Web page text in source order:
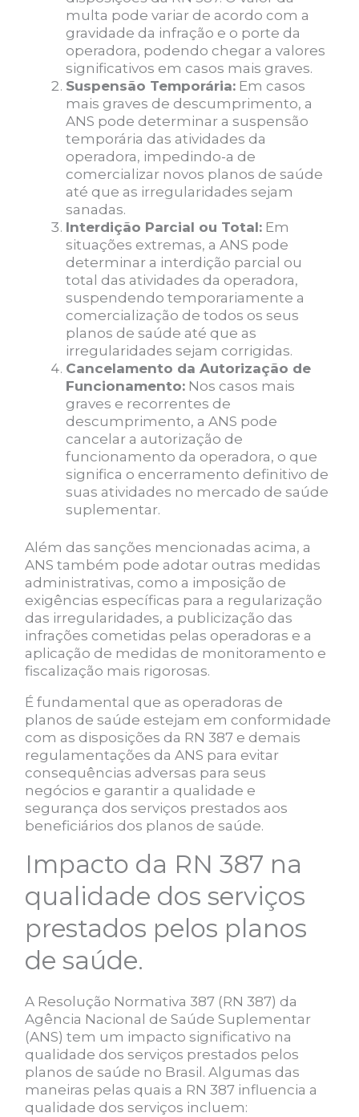
multa pode variar de acordo com a
gravidade da infração e o porte da
operadora, podendo chegar a valores
significativos em casos mais graves.
Suspensão Temporária: Em casos
mais graves de descumprimento, a
ANS pode determinar a suspensão
temporária das atividades da
operadora, impedindo-a de
comercializar novos planos de saúde
até que as irregularidades sejam
sanadas.
Interdição Parcial ou Total: Em
situações extremas, a ANS pode
determinar a interdição parcial ou
total das atividades da operadora,
suspendendo temporariamente a
comercialização de todos os seus
planos de saúde até que as
irregularidades sejam corrigidas.
Cancelamento da Autorização de
Funcionamento: Nos casos mais
graves e recorrentes de
descumprimento, a ANS pode
cancelar a autorização de
funcionamento da operadora, o que
significa o encerramento definitivo de
suas atividades no mercado de saúde
suplementar.
Além das sanções mencionadas acima, a
ANS também pode adotar outras medidas
administrativas, como a imposição de
exigências específicas para a regularização
das irregularidades, a publicização das
infrações cometidas pelas operadoras e a
aplicação de medidas de monitoramento e
fiscalização mais rigorosas.
É fundamental que as operadoras de
planos de saúde estejam em conformidade
com as disposições da RN 387 e demais
regulamentações da ANS para evitar
consequências adversas para seus
negócios e garantir a qualidade e
segurança dos serviços prestados aos
beneficiários dos planos de saúde.
Impacto da RN 387 na
qualidade dos serviços
prestados pelos planos
de saúde.
A Resolução Normativa 387 (RN 387) da
Agência Nacional de Saúde Suplementar
(ANS) tem um impacto significativo na
qualidade dos serviços prestados pelos
planos de saúde no Brasil. Algumas das
maneiras pelas quais a RN 387 influencia a
qualidade dos serviços incluem: